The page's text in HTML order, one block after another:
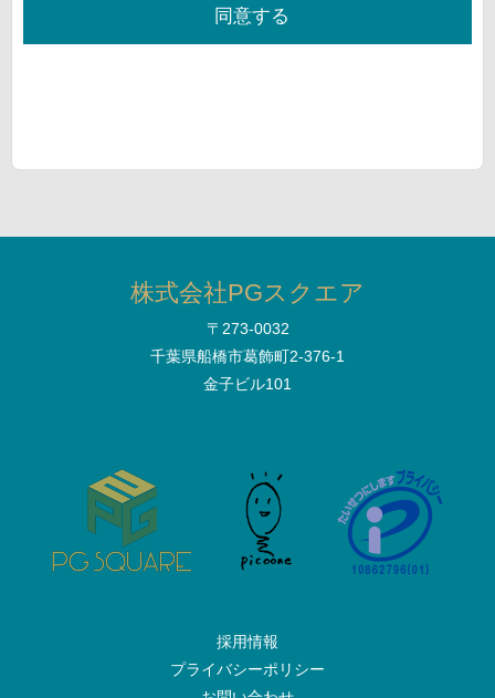
同意する
メールアドレス*
株式会社PGスクエア
〒273-0032
千葉県船橋市葛飾町2-376-1
金子ビル101
採用情報
プライバシーポリシー